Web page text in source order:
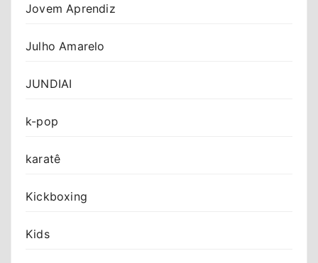
Jovem Aprendiz
Julho Amarelo
JUNDIAI
k-pop
karatê
Kickboxing
Kids